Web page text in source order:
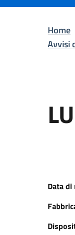
Home
Avvisi
Data di